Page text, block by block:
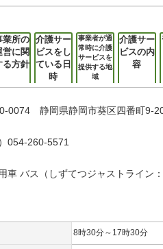
業所の
営に関
る方針
介護サー
ビスをし
ている日
時
事業者が通
常時に介護
サービスを
提供する地
域
介護サー
ビスの内
容
0074 静岡県静岡市葵区四番町9-
）054-260-5571
車 バス（しずてつジャストライン
8時30分～17時30分